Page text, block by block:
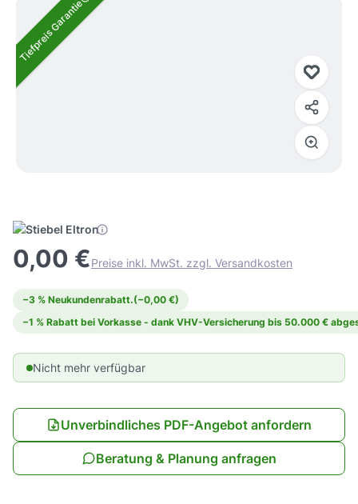
Tiefpreis Garantie
0,00 €Preise inkl. MwSt. zzgl. Versandkosten
−3 % Neukundenrabatt.(−0,00 €)
−1 % Rabatt bei Vorkasse - dank VHV-Versicherung bis 50.000 €
Nicht mehr verfügbar
Unverbindliches PDF-Angebot anfordern
Beratung & Planung anfragen